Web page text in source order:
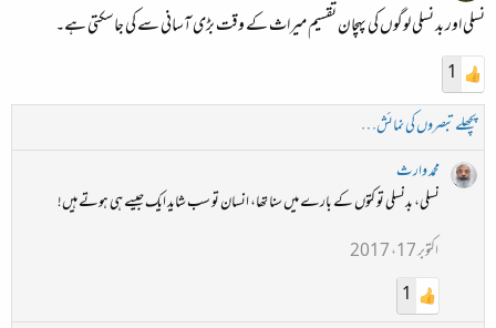
نسلی اور بد نسلی لوگوں کی پہچان تقسیم میراث کے وقت بڑی آسانی سے کی جاسکتی ہے۔
1
پچھلے تبصروں کی نمائش…
محمد وارث
نسلی، بدنسلی تو کتوں کے بارے میں سنا تھا، انسان تو سب شاید ایک جیسے ہی ہوتے ہیں!
اکتوبر 17، 2017
1